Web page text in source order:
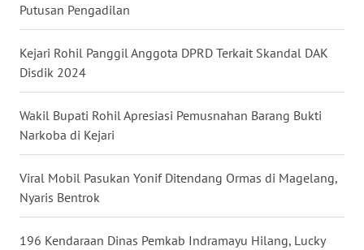
Putusan Pengadilan
Kejari Rohil Panggil Anggota DPRD Terkait Skandal DAK
Disdik 2024
Wakil Bupati Rohil Apresiasi Pemusnahan Barang Bukti
Narkoba di Kejari
Viral Mobil Pasukan Yonif Ditendang Ormas di Magelang,
Nyaris Bentrok
196 Kendaraan Dinas Pemkab Indramayu Hilang, Lucky
KALTARA
WN
KALSEL
WN
KALTIM
WN
SULSEL
WN